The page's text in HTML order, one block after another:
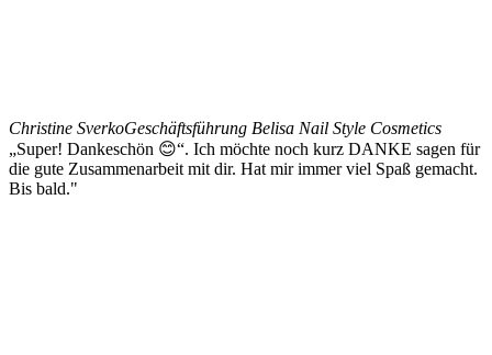
Christine SverkoGeschäftsführung Belisa Nail Style Cosmetics
„Super! Dankeschön 😊“. Ich möchte noch kurz DANKE sagen für
die gute Zusammenarbeit mit dir. Hat mir immer viel Spaß gemacht.
Bis bald."